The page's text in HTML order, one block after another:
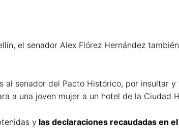
el senador Alex Flórez Hernández
senador del Pacto Histórico, por insultar
a una joven mujer a un hotel de la Ciudad
y las declaraciones recaudadas en